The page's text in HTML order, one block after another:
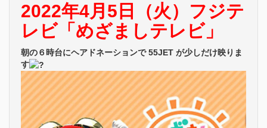
2022年4月5日（火）フジテ
レビ「めざましテレビ」
朝の６時台にヘアドネーションで 55JET が少しだけ映りま
す